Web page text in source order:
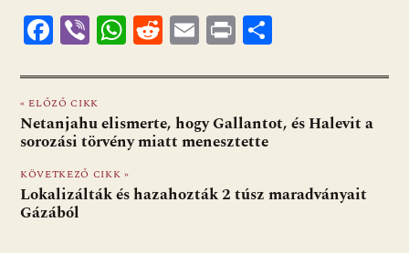
F
e
b
o
o
k
Vi
er
W
at
s
A
p
p
R
d
di
t
E
ai
l
Pr
t za
m
« ELŐZŐ CIKK
Netanjahu elismerte, hogy Gallantot, és Halevit a
sorozási törvény miatt menesztette
KÖVETKEZŐ CIKK »
Lokalizálták és hazahozták 2 túsz maradványait
Gázából